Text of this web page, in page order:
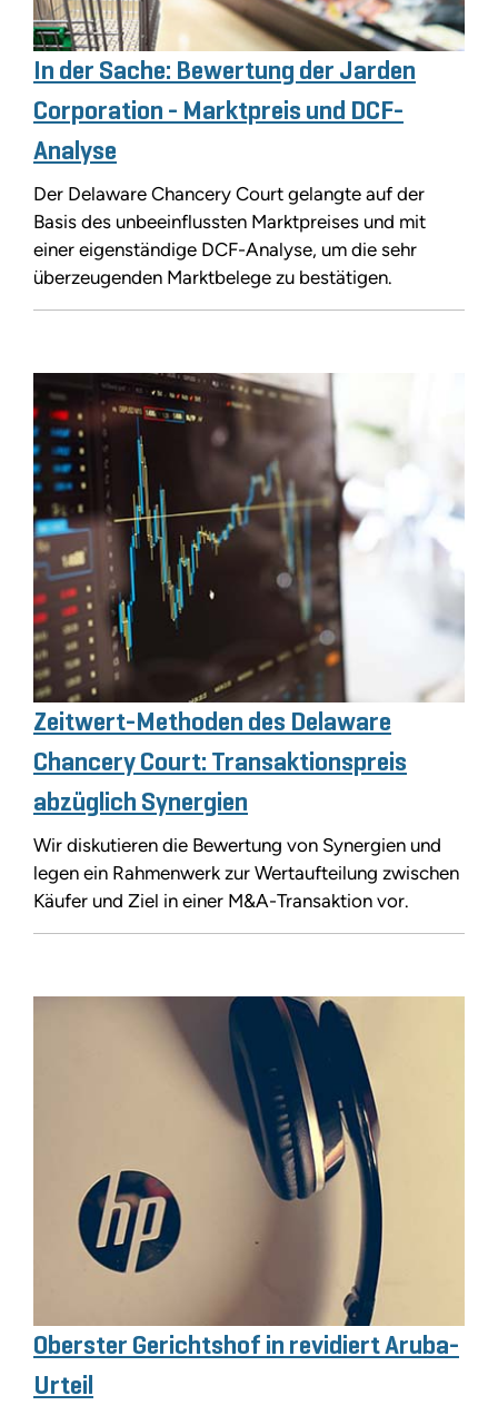
In der Sache: Bewertung der Jarden
Corporation - Marktpreis und DCF-
Analyse
Der Delaware Chancery Court gelangte auf der
Basis des unbeeinflussten Marktpreises und mit
einer eigenständige DCF-Analyse, um die sehr
überzeugenden Marktbelege zu bestätigen.
Zeitwert-Methoden des Delaware
Chancery Court: Transaktionspreis
abzüglich Synergien
Wir diskutieren die Bewertung von Synergien und
legen ein Rahmenwerk zur Wertaufteilung zwischen
Käufer und Ziel in einer M&A-Transaktion vor.
Oberster Gerichtshof in revidiert Aruba-
Urteil